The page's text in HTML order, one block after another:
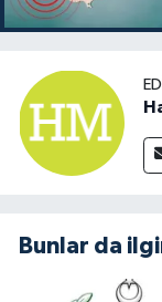
Bunlar da